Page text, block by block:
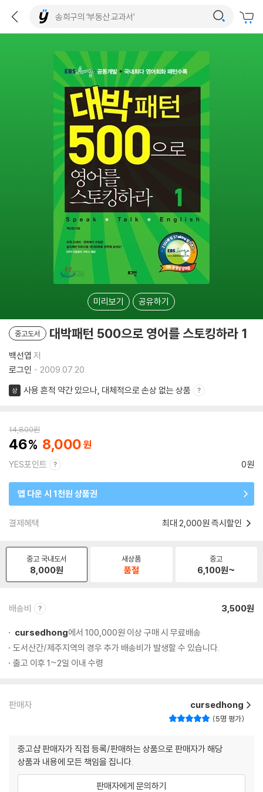
미리보기 공유하기
중고도서 대박패턴 500으로 영어를 스토킹하라 1
백선엽 저
로그인
2009.07.20.
상 사용 흔적 약간 있으나, 대체적으로 손상 없는 상품
14,800원
46 8,000
YES포인트 0원
앱 다운 시 1천원 상품권
결제혜택 최대 2,000원 즉시할인
중고 국내도서
8,000원
새상품
품절
중고
6,100원~
배송비 3,500원
cursedhong에서 100,000원 이상 구매 시 무료배송
도서산간/제주지역의 경우 추가 배송비가 발생할 수 있습니다.
출고 이후 1~2일 이내 수령
판매자 cursedhong
5명 평가
중고샵 판매자가 직접 등록/판매하는 상품으로 판매자가 해당
상품과 내용에 모든 책임을 집니다.
판매자에게 문의하기